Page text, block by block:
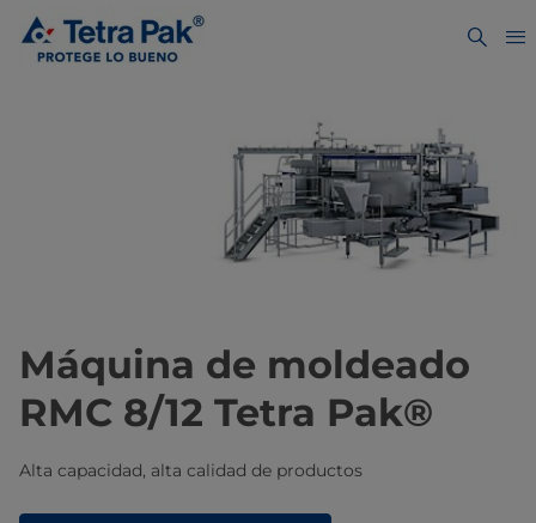
Máquina de moldeado
RMC 8/12 Tetra Pak®
Alta capacidad, alta calidad de productos